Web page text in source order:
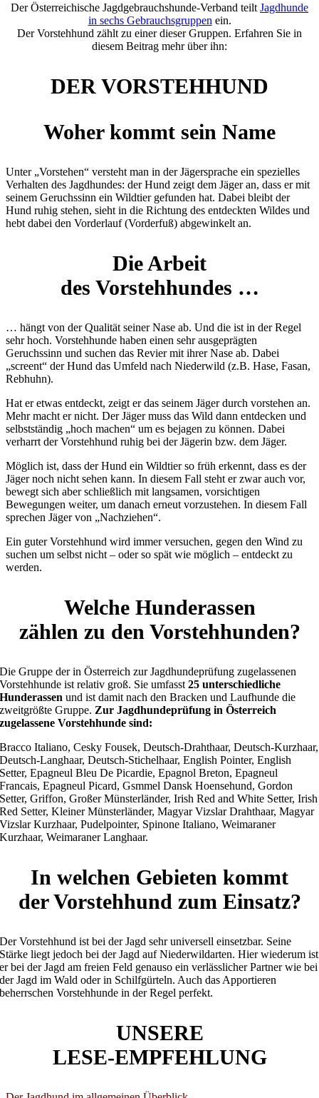
Der Österreichische Jagdgebrauchshunde-Verband teilt Jagdhunde
in sechs Gebrauchsgruppen ein.
Der Vorstehhund zählt zu einer dieser Gruppen. Erfahren Sie in
diesem Beitrag mehr über ihn:
DER VORSTEHHUND
Woher kommt sein Name
Unter „Vorstehen“ versteht man in der Jägersprache ein spezielles
Verhalten des Jagdhundes: der Hund zeigt dem Jäger an, dass er mit
seinem Geruchssinn ein Wildtier gefunden hat. Dabei bleibt der
Hund ruhig stehen, sieht in die Richtung des entdeckten Wildes und
hebt dabei den Vorderlauf (Vorderfuß) abgewinkelt an.
Die Arbeit
des Vorstehhundes …
… hängt von der Qualität seiner Nase ab. Und die ist in der Regel
sehr hoch. Vorstehhunde haben einen sehr ausgeprägten
Geruchssinn und suchen das Revier mit ihrer Nase ab. Dabei
„screent“ der Hund das Umfeld nach Niederwild (z.B. Hase, Fasan,
Rebhuhn).
Hat er etwas entdeckt, zeigt er das seinem Jäger durch vorstehen an.
Mehr macht er nicht. Der Jäger muss das Wild dann entdecken und
selbstständig „hoch machen“ um es bejagen zu können. Dabei
verharrt der Vorstehhund ruhig bei der Jägerin bzw. dem Jäger.
Möglich ist, dass der Hund ein Wildtier so früh erkennt, dass es der
Jäger noch nicht sehen kann. In diesem Fall steht er zwar auch vor,
bewegt sich aber schließlich mit langsamen, vorsichtigen
Bewegungen weiter, um danach erneut vorzustehen. In diesem Fall
sprechen Jäger von „Nachziehen“.
Ein guter Vorstehhund wird immer versuchen, gegen den Wind zu
suchen um selbst nicht – oder so spät wie möglich – entdeckt zu
werden.
Welche Hunderassen
zählen zu den Vorstehhunden?
Die Gruppe der in Österreich zur Jagdhundeprüfung zugelassenen
Vorstehhunde ist relativ groß. Sie umfasst25 unterschiedliche
Hunderassen und ist damit nach den Bracken und Laufhunde die
zweitgrößte Gruppe. Zur Jagdhundeprüfung in Österreich
zugelassene Vorstehhunde sind:
Bracco Italiano, Cesky Fousek, Deutsch-Drahthaar, Deutsch-Kurzhaar,
Deutsch-Langhaar, Deutsch-Stichelhaar, English Pointer, English
Setter, Epagneul Bleu De Picardie, Epagnol Breton, Epagneul
Francais, Epagneul Picard, Gsmmel Dansk Hoensehund, Gordon
Setter, Griffon, Großer Münsterländer, Irish Red and White Setter, Irish
Red Setter, Kleiner Münsterländer, Magyar Vizslar Drahthaar, Magyar
Vizslar Kurzhaar, Pudelpointer, Spinone Italiano, Weimaraner
Kurzhaar, Weimaraner Langhaar.
In welchen Gebieten kommt
der Vorstehhund zum Einsatz?
Der Vorstehhund ist bei der Jagd sehr universell einsetzbar. Seine
Stärke liegt jedoch bei der Jagd auf Niederwildarten. Hier wiederum ist
er bei der Jagd am freien Feld genauso ein verlässlicher Partner wie bei
der Jagd im Wald oder in Schilfgürteln. Auch das Apportieren
beherrschen Vorstehhunde in der Regel perfekt.
UNSERE
LESE-EMPFEHLUNG